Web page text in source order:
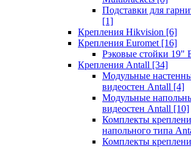
Подставки для
[1]
Крепления Hikvision [6]
Крепления Euromet [16]
Рэковые стойки 19"
Крепления Antall [34]
Модульные
видеостен Antall [4]
Модульные
видеостен Antall [10]
Комплекты
напольного типа
Комплекты